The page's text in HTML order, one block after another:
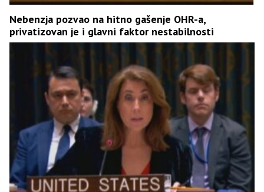
Nebenzja pozvao na hitno gašenje OHR-a,
privatizovan je i glavni faktor nestabilnosti